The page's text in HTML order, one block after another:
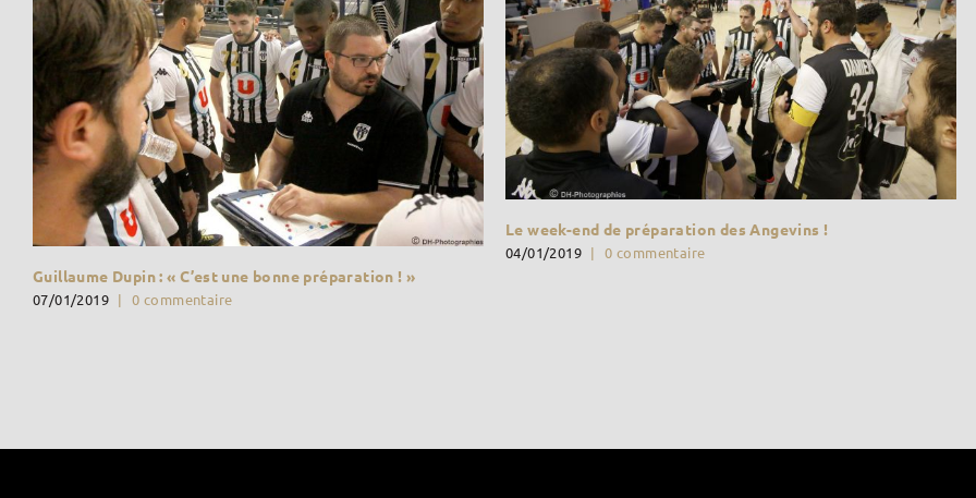
Guillaume Dupin : « C’est une bonne préparation ! »
07/01/2019 | 0 commentaire
Le week-end de préparation des Angevins !
04/01/2019 | 0 commentaire